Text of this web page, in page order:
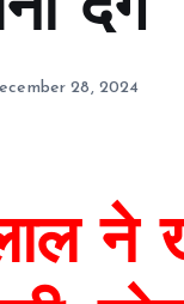
देंगे
28, 2024
ने